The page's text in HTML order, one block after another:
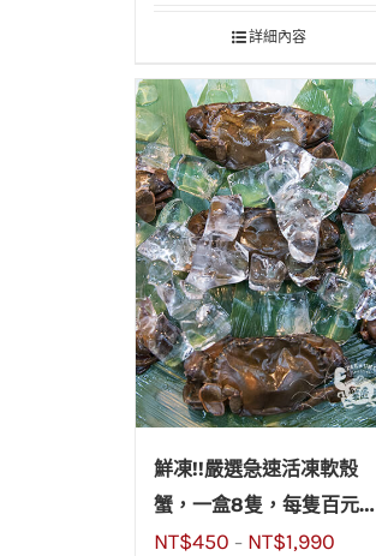
詳細內容
鮮凍!!嚴選急速活凍軟殼
蟹，一盒8隻，每隻百元有
找超划算!!
NT$450 – NT$1,990